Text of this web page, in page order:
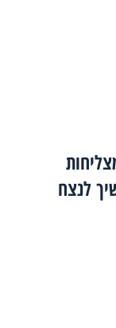
לנצח